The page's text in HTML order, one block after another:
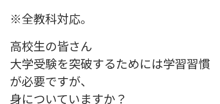
ワークショップ
※全教科対応。
高校生の皆さん
大学受験を突破するためには学習習慣
が必要ですが、
身についていますか？